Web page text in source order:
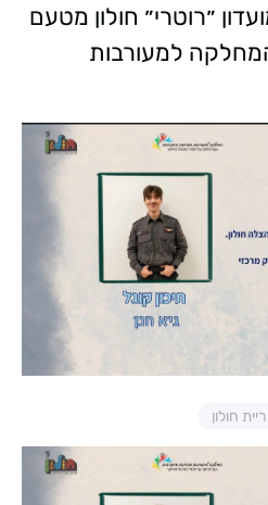
״רוטרי״ חולון מטעם
למעורבות
חולון